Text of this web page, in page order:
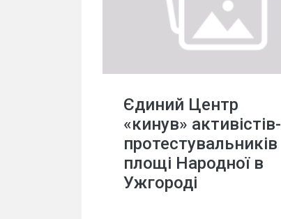
Єдиний Центр
«кинув» активістів-
протестувальників
площі Народної в
Ужгороді